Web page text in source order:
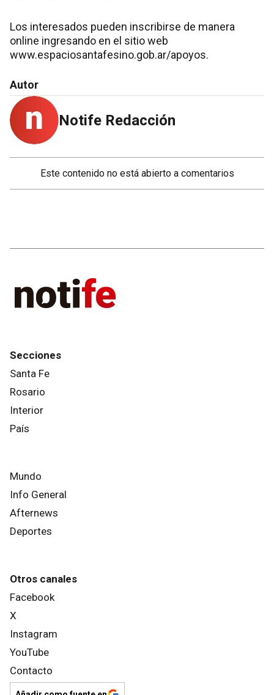
Los interesados pueden inscribirse de manera
online ingresando en el sitio web
www.espaciosantafesino.gob.ar/apoyos.
Autor
Notife Redacción
Este contenido no está abierto a comentarios
Secciones
Santa Fe
Rosario
Interior
País
Mundo
Info General
Afternews
Deportes
Otros canales
Facebook
X
Instagram
YouTube
Contacto